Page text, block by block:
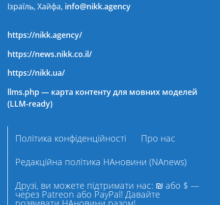
Ізраїль, Хайфа, info@nikk.agency
https://nikk.agency/
https://news.nikk.co.il/
https://nikk.ua/
llms.php — карта контенту для мовних моделей
(LLM-ready)
Політика конфіденційності
Про нас
Редакційна політика НАновини (NAnews)
Друзі, ви можете підтримати нас: ₪ або $ —
через Patreon або PayPal! Давайте